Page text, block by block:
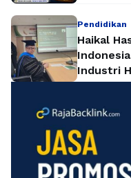
Pendidikan
Haikal
Industri